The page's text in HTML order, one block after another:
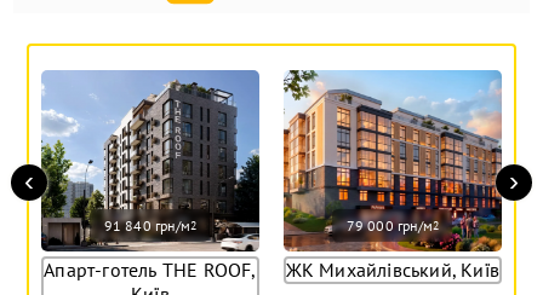
91 840 грн/м2
Апарт-готель THE ROOF,
79 000 грн/м2
ЖК Михайлівський, Київ
‹ ›